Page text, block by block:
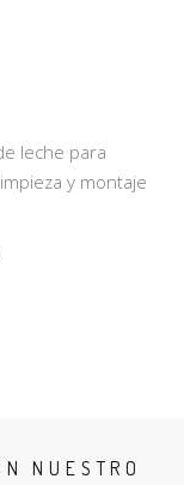
leche para
y montaje
NUESTRO